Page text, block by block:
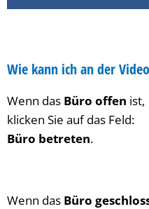
Wie kann ich an der
Wenn das Büro offen ist,
klicken Sie auf das Feld:
Büro betreten.
Wenn das Büro